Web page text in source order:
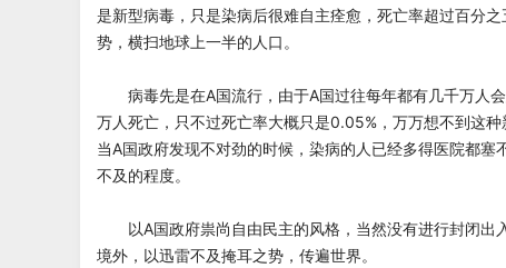
是新型病毒，只是染病后很难自主痊愈，死亡率超过百分
势，横扫地球上一半的人口。
病毒先是在A国流行，由于A国过往每年都有几千万人
万人死亡，只不过死亡率大概只是0.05%，万万想不到这种
当A国政府发现不对劲的时候，染病的人已经多得医院都塞
不及的程度。
以A国政府祟尚自由民主的风格，当然没有进行封闭出
境外，以迅雷不及掩耳之势，传遍世界。